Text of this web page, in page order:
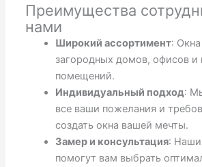
Преимущества
нами
Широкий ассортимент:
загородных домов, офисов и
помещений.
Индивидуальный подход:
все ваши пожелания и
создать окна вашей мечты.
Замер и консультация: Наши
помогут вам выбрать